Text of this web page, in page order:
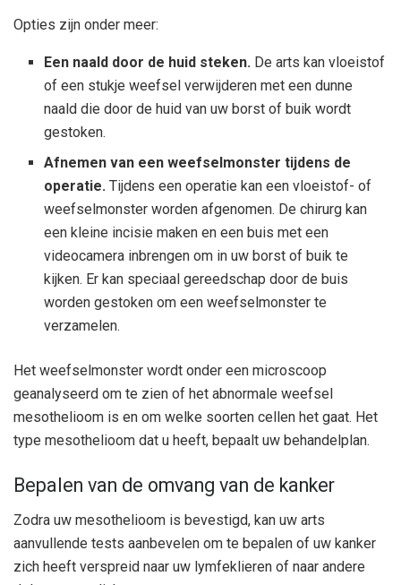
Opties zijn onder meer:
Een naald door de huid steken. De arts kan vloeistof
of een stukje weefsel verwijderen met een dunne
naald die door de huid van uw borst of buik wordt
gestoken.
Afnemen van een weefselmonster tijdens de
operatie. Tijdens een operatie kan een vloeistof- of
weefselmonster worden afgenomen. De chirurg kan
een kleine incisie maken en een buis met een
videocamera inbrengen om in uw borst of buik te
kijken. Er kan speciaal gereedschap door de buis
worden gestoken om een ​​weefselmonster te
verzamelen.
Het weefselmonster wordt onder een microscoop
geanalyseerd om te zien of het abnormale weefsel
mesothelioom is en om welke soorten cellen het gaat. Het
type mesothelioom dat u heeft, bepaalt uw behandelplan.
Bepalen van de omvang van de kanker
Zodra uw mesothelioom is bevestigd, kan uw arts
aanvullende tests aanbevelen om te bepalen of uw kanker
zich heeft verspreid naar uw lymfeklieren of naar andere